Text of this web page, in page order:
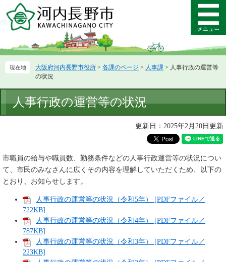
ー
先
ニ
を
て
メ
ニ
ー
大阪府河内長野市役所 > 各課のページ > 人事課 > 人事行政の運営等
の状況
文
人事行政の運営等の状況
更新日：2025年2月20日更新
市職員の給与や職員数、勤務条件などの人事行政運営等の状況につい
て、市民のみなさんに広くその内容を理解していただくため、以下の
とおり、お知らせします。
人事行政の運営等の状況（令和5年） [PDFファイル／
722KB]
人事行政の運営等の状況（令和4年） [PDFファイル／
787KB]
人事行政の運営等の状況（令和3年） [PDFファイル／
223KB]